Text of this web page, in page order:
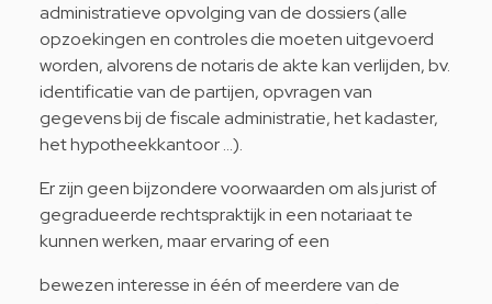
administratieve opvolging van de dossiers (alle
opzoekingen en controles die moeten uitgevoerd
worden, alvorens de notaris de akte kan verlijden, bv.
identificatie van de partijen, opvragen van
gegevens bij de fiscale administratie, het kadaster,
het hypotheekkantoor …).
Er zijn geen bijzondere voorwaarden om als jurist of
gegradueerde rechtspraktijk in een notariaat te
kunnen werken, maar ervaring of een
bewezen interesse in één of meerdere van de